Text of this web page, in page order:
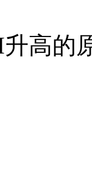
高的